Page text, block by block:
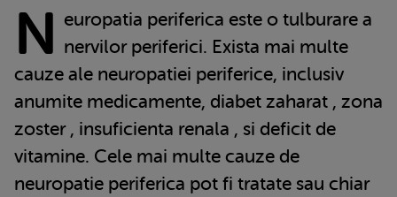
N europatia periferica este o tulburare a
nervilor periferici. Exista mai multe
cauze ale neuropatiei periferice, inclusiv
anumite medicamente, diabet zaharat , zona
zoster , insuficienta renala , si deficit de
vitamine. Cele mai multe cauze de
neuropatie periferica pot fi tratate sau chiar